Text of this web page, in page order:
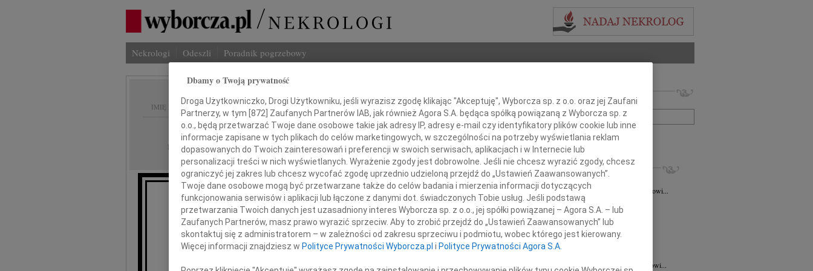
Nekrologi Odeszli Poradnik pogrzebowy
IMIĘ I NAZWISKO:
REGION: Lublin
DATA EMISJI: 30.10.2020
Panu
Jerzemu Danilukowi
Imię i nazwisko lub numer ogłoszenia:
+ szukanie zaawansowane
INNE NEKROLOGI
Ewa Staśkiewicz 03.08.2026
Panu Profesorowi Grzegorzowi Staśkiewiczowi...
03.08.2026Lublin
Panu dr hab. n. med. Grzegorzowi...
31.07.2026
Lublin
Wyrazy głębokiego współczucia dla dr...
31.07.2026
Naszemu Koledze dr hab. n. med. Grzegorzowi...
Dbamy o Twoją prywatność
Droga Użytkowniczko, Drogi Użytkowniku, jeśli wyrazisz zgodę klikając "Akceptuję", Wyborcza sp. z o.o. oraz jej Zaufani
Partnerzy, w tym [872] Zaufanych Partnerów IAB, jak również Agora S.A. będąca spółką powiązaną z Wyborcza sp. z
o.o., będą przetwarzać Twoje dane osobowe takie jak adresy IP, adresy e-mail czy identyfikatory plików cookie lub inne
informacje zapisane w tych plikach do celów marketingowych, w szczególności na potrzeby wyświetlania reklam
dopasowanych do Twoich zainteresowań i preferencji w swoich serwisach, aplikacjach i w Internecie lub
personalizacji treści w nich wyświetlanych. Wyrażenie zgody jest dobrowolne. Jeśli nie chcesz wyrazić zgody, chcesz
ograniczyć jej zakres lub chcesz wycofać zgodę uprzednio udzieloną przejdź do „Ustawień Zaawansowanych”.
Twoje dane osobowe mogą być przetwarzane także do celów badania i mierzenia informacji dotyczących
funkcjonowania serwisów i aplikacji lub łączone z danymi dot. świadczonych Tobie usług. Jeśli podstawą
przetwarzania Twoich danych jest uzasadniony interes Wyborcza sp. z o.o., jej spółki powiązanej – Agora S.A. – lub
Zaufanych Partnerów, masz prawo wyrazić sprzeciw. Aby to zrobić przejdź do „Ustawień Zaawansowanych” lub
skontaktuj się z administratorem – w zależności od zakresu sprzeciwu i podmiotu, wobec którego jest kierowany.
Więcej informacji znajdziesz w Polityce Prywatności Wyborcza.pl i Polityce Prywatności Agora S.A.